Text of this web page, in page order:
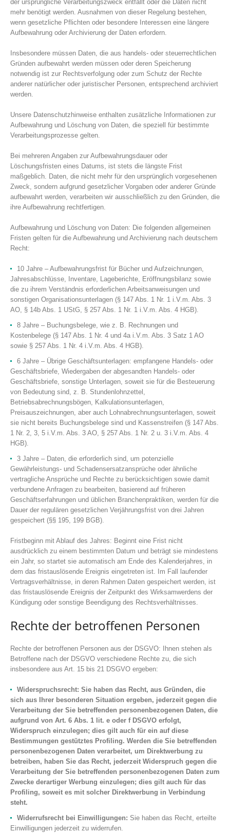
der ursprüngliche Verarbeitungszweck entfällt oder die Daten nicht
mehr benötigt werden. Ausnahmen von dieser Regelung bestehen,
wenn gesetzliche Pflichten oder besondere Interessen eine längere
Aufbewahrung oder Archivierung der Daten erfordern.
Insbesondere müssen Daten, die aus handels- oder steuerrechtlichen
Gründen aufbewahrt werden müssen oder deren Speicherung
notwendig ist zur Rechtsverfolgung oder zum Schutz der Rechte
anderer natürlicher oder juristischer Personen, entsprechend archiviert
werden.
Unsere Datenschutzhinweise enthalten zusätzliche Informationen zur
Aufbewahrung und Löschung von Daten, die speziell für bestimmte
Verarbeitungsprozesse gelten.
Bei mehreren Angaben zur Aufbewahrungsdauer oder
Löschungsfristen eines Datums, ist stets die längste Frist
maßgeblich. Daten, die nicht mehr für den ursprünglich vorgesehenen
Zweck, sondern aufgrund gesetzlicher Vorgaben oder anderer Gründe
aufbewahrt werden, verarbeiten wir ausschließlich zu den Gründen, die
ihre Aufbewahrung rechtfertigen.
Aufbewahrung und Löschung von Daten: Die folgenden allgemeinen
Fristen gelten für die Aufbewahrung und Archivierung nach deutschem
Recht:
10 Jahre – Aufbewahrungsfrist für Bücher und Aufzeichnungen,
Jahresabschlüsse, Inventare, Lageberichte, Eröffnungsbilanz sowie
die zu ihrem Verständnis erforderlichen Arbeitsanweisungen und
sonstigen Organisationsunterlagen (§ 147 Abs. 1 Nr. 1 i.V.m. Abs. 3
AO, § 14b Abs. 1 UStG, § 257 Abs. 1 Nr. 1 i.V.m. Abs. 4 HGB).
8 Jahre – Buchungsbelege, wie z. B. Rechnungen und
Kostenbelege (§ 147 Abs. 1 Nr. 4 und 4a i.V.m. Abs. 3 Satz 1 AO
sowie § 257 Abs. 1 Nr. 4 i.V.m. Abs. 4 HGB).
6 Jahre – Übrige Geschäftsunterlagen: empfangene Handels- oder
Geschäftsbriefe, Wiedergaben der abgesandten Handels- oder
Geschäftsbriefe, sonstige Unterlagen, soweit sie für die Besteuerung
von Bedeutung sind, z. B. Stundenlohnzettel,
Betriebsabrechnungsbögen, Kalkulationsunterlagen,
Preisauszeichnungen, aber auch Lohnabrechnungsunterlagen, soweit
sie nicht bereits Buchungsbelege sind und Kassenstreifen (§ 147 Abs.
1 Nr. 2, 3, 5 i.V.m. Abs. 3 AO, § 257 Abs. 1 Nr. 2 u. 3 i.V.m. Abs. 4
HGB).
3 Jahre – Daten, die erforderlich sind, um potenzielle
Gewährleistungs- und Schadensersatzansprüche oder ähnliche
vertragliche Ansprüche und Rechte zu berücksichtigen sowie damit
verbundene Anfragen zu bearbeiten, basierend auf früheren
Geschäftserfahrungen und üblichen Branchenpraktiken, werden für die
Dauer der regulären gesetzlichen Verjährungsfrist von drei Jahren
gespeichert (§§ 195, 199 BGB).
Fristbeginn mit Ablauf des Jahres: Beginnt eine Frist nicht
ausdrücklich zu einem bestimmten Datum und beträgt sie mindestens
ein Jahr, so startet sie automatisch am Ende des Kalenderjahres, in
dem das fristauslösende Ereignis eingetreten ist. Im Fall laufender
Vertragsverhältnisse, in deren Rahmen Daten gespeichert werden, ist
das fristauslösende Ereignis der Zeitpunkt des Wirksamwerdens der
Kündigung oder sonstige Beendigung des Rechtsverhältnisses.
Rechte der betroffenen Personen
Rechte der betroffenen Personen aus der DSGVO: Ihnen stehen als
Betroffene nach der DSGVO verschiedene Rechte zu, die sich
insbesondere aus Art. 15 bis 21 DSGVO ergeben:
Widerspruchsrecht: Sie haben das Recht, aus Gründen, die
sich aus Ihrer besonderen Situation ergeben, jederzeit gegen die
Verarbeitung der Sie betreffenden personenbezogenen Daten, die
aufgrund von Art. 6 Abs. 1 lit. e oder f DSGVO erfolgt,
Widerspruch einzulegen; dies gilt auch für ein auf diese
Bestimmungen gestütztes Profiling. Werden die Sie betreffenden
personenbezogenen Daten verarbeitet, um Direktwerbung zu
betreiben, haben Sie das Recht, jederzeit Widerspruch gegen die
Verarbeitung der Sie betreffenden personenbezogenen Daten zum
Zwecke derartiger Werbung einzulegen; dies gilt auch für das
Profiling, soweit es mit solcher Direktwerbung in Verbindung
steht.
Widerrufsrecht bei Einwilligungen: Sie haben das Recht, erteilte
Einwilligungen jederzeit zu widerrufen.